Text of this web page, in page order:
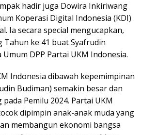
hadir juga Dowira Inkiriwang
Koperasi Digital Indonesia (KDI)
Ia secara special mengucapkan,
Tahun ke 41 buat Syafrudin
Umum DPP Partai UKM Indonesia.
Indonesia dibawah kepemimpinan
Budiman) semakin besar dan
Pemilu 2024. Partai UKM
dipimpin anak-anak muda yang
membangun ekonomi bangsa